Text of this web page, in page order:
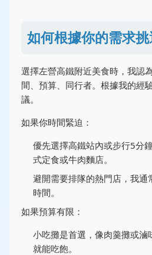
如何根據你的需求挑
選擇左營高鐵附近美食時，我認
間、預算、同行者。根據我的經
議。
如果你時間緊迫：
優先選擇高鐵站內或步行5分
式定食或牛肉麵店。
避開需要排隊的熱門店，我通
時間。
如果預算有限：
小吃攤是首選，像肉羹攤或
就能吃飽。